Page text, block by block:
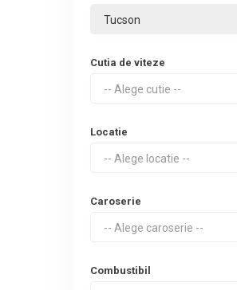
Tucson
Cutia de viteze
-- Alege cutie --
Locatie
-- Alege locatie --
Caroserie
-- Alege caroserie --
Combustibil